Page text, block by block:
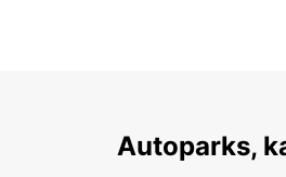
Autoparks,